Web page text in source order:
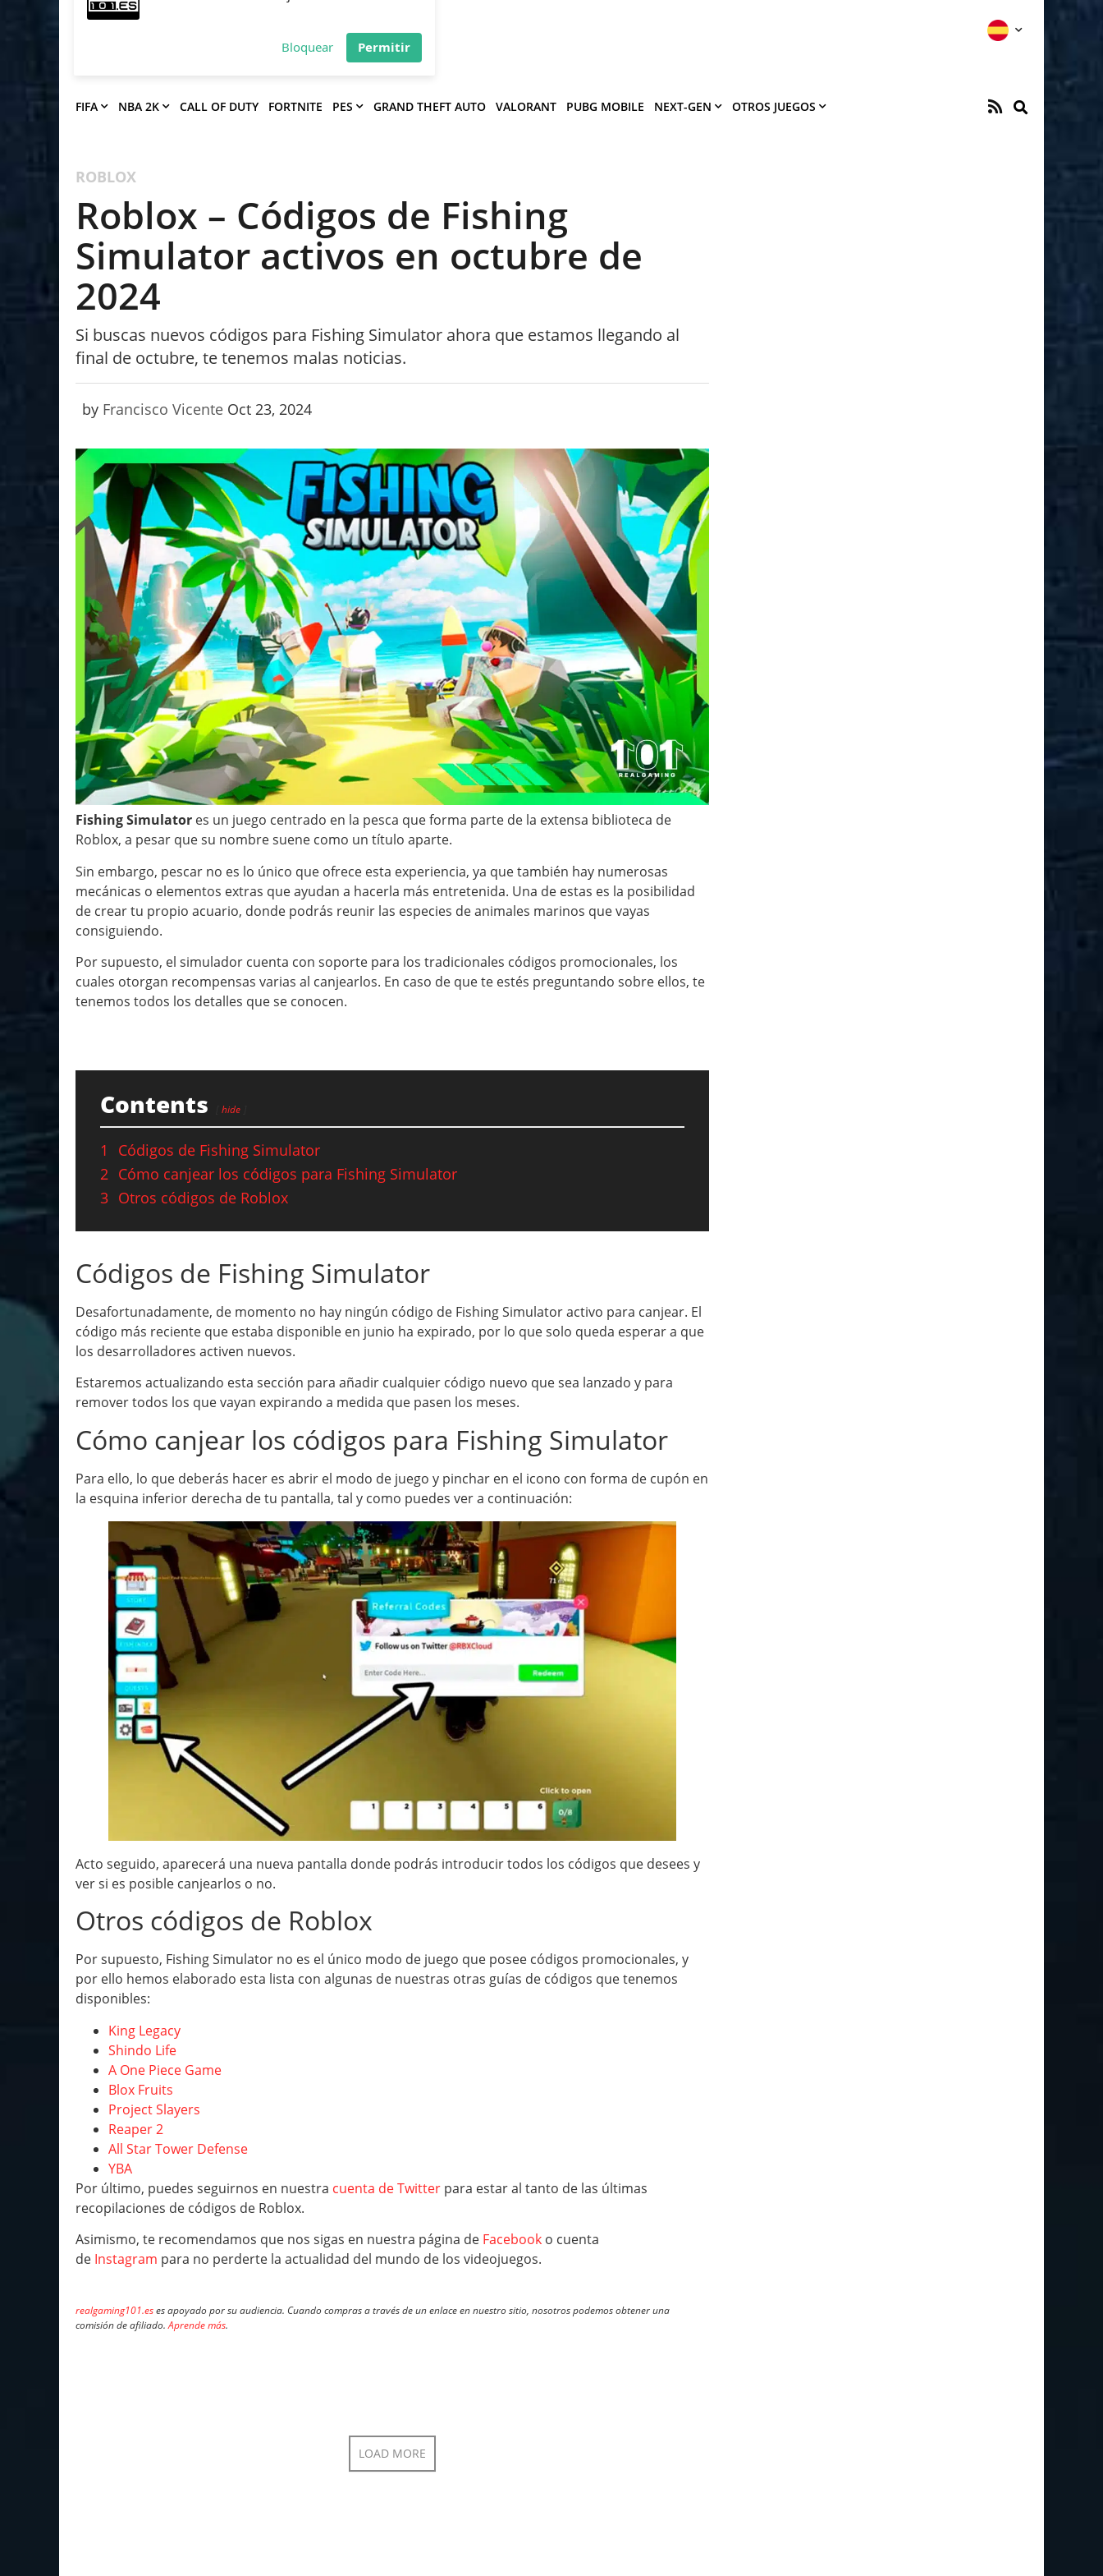
notificaciones de los mejores artículos.
FIFA NBA 2K CALL OF DUTY FORTNITE PES GRAND THEFT AUTO VALORANT PUBG MOBILE NEXT-GEN OTROS JUEGOS
ROBLOX
Roblox – Códigos de Fishing
Simulator activos en octubre de
2024
Si buscas nuevos códigos para Fishing Simulator ahora que estamos llegando al
final de octubre, te tenemos malas noticias.
by Francisco Vicente Oct 23, 2024
Fishing Simulator es un juego centrado en la pesca que forma parte de la extensa biblioteca de
Roblox, a pesar que su nombre suene como un título aparte.
Sin embargo, pescar no es lo único que ofrece esta experiencia, ya que también hay numerosas
mecánicas o elementos extras que ayudan a hacerla más entretenida. Una de estas es la posibilidad
de crear tu propio acuario, donde podrás reunir las especies de animales marinos que vayas
consiguiendo.
Por supuesto, el simulador cuenta con soporte para los tradicionales códigos promocionales, los
cuales otorgan recompensas varias al canjearlos. En caso de que te estés preguntando sobre ellos, te
tenemos todos los detalles que se conocen.
Contents hide
1
Códigos de Fishing Simulator
2 Cómo canjear los códigos para Fishing Simulator
3 Otros códigos de Roblox
Códigos de Fishing Simulator
Desafortunadamente, de momento no hay ningún código de Fishing Simulator activo para canjear. El
código más reciente que estaba disponible en junio ha expirado, por lo que solo queda esperar a que
los desarrolladores activen nuevos.
Estaremos actualizando esta sección para añadir cualquier código nuevo que sea lanzado y para
remover todos los que vayan expirando a medida que pasen los meses.
Cómo canjear los códigos para Fishing Simulator
Para ello, lo que deberás hacer es abrir el modo de juego y pinchar en el icono con forma de cupón en
la esquina inferior derecha de tu pantalla, tal y como puedes ver a continuación:
Acto seguido, aparecerá una nueva pantalla donde podrás introducir todos los códigos que desees y
ver si es posible canjearlos o no.
Otros códigos de Roblox
Por supuesto, Fishing Simulator no es el único modo de juego que posee códigos promocionales, y
por ello hemos elaborado esta lista con algunas de nuestras otras guías de códigos que tenemos
disponibles:
King Legacy
Shindo Life
A One Piece Game
Blox Fruits
Project Slayers
Reaper 2
All Star Tower Defense
YBA
Por último, puedes seguirnos en nuestra cuenta de Twitter para estar al tanto de las últimas
recopilaciones de códigos de Roblox.
Asimismo, te recomendamos que nos sigas en nuestra página de Facebook o cuenta
de Instagram para no perderte la actualidad del mundo de los videojuegos.
realgaming101.eses apoyado por su audiencia. Cuando compras a través de un enlace en nuestro sitio, nosotros podemos obtener una
comisión de afiliado.Aprende más.
LOAD MORE